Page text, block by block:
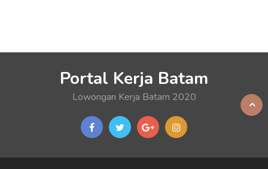
Portal Kerja Batam
Lowongan Kerja Batam 2020